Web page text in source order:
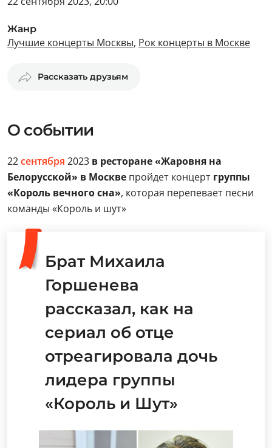
Жанр
Лучшие концерты Москвы, Рок концерты в Москве
Рассказать друзьям
О событии
22сентября 2023 в ресторане «Жаровня на
Белорусской» в Москве пройдет концерт группы
«Король вечного сна», которая перепевает песни
команды «Король и шут»
Брат Михаила
Горшенева
рассказал, как на
сериал об отце
отреагировала дочь
лидера группы
«Король и Шут»